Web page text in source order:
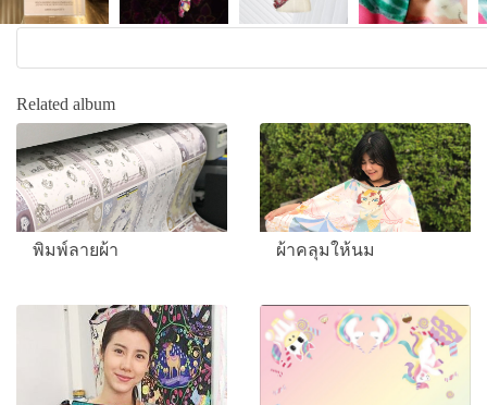
Related album
พิมพ์ลายผ้า ผ้าคลุมให้นม